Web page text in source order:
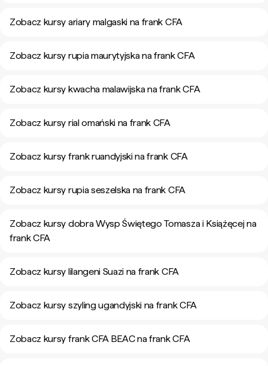
Zobacz kursy ariary malgaski na frank CFA
Zobacz kursy rupia maurytyjska na frank CFA
Zobacz kursy kwacha malawijska na frank CFA
Zobacz kursy rial omański na frank CFA
Zobacz kursy frank ruandyjski na frank CFA
Zobacz kursy rupia seszelska na frank CFA
Zobacz kursy dobra Wysp Świętego Tomasza i Książęcej na
frank CFA
Zobacz kursy lilangeni Suazi na frank CFA
Zobacz kursy szyling ugandyjski na frank CFA
Zobacz kursy frank CFA BEAC na frank CFA